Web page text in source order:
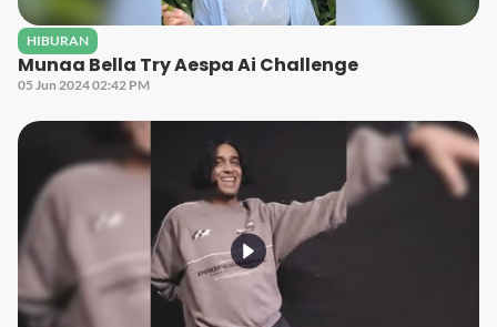
HIBURAN
Munaa Bella Try Aespa Ai Challenge
05 Jun 2024 02:42 PM